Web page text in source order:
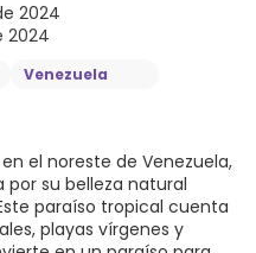
2024
2024
Venezuela
el noreste de Venezuela,
su belleza natural
paraíso tropical cuenta
playas vírgenes y